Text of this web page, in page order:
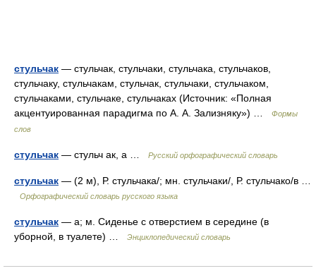
стульчак — стульчак, стульчаки, стульчака, стульчаков,
стульчаку, стульчакам, стульчак, стульчаки, стульчаком,
стульчаками, стульчаке, стульчаках (Источник: «Полная
акцентуированная парадигма по А. А. Зализняку») …
Формы
слов
стульчак — стульч ак, а … Русский орфографический словарь
стульчак — (2 м), Р. стульчака/; мн. стульчаки/, Р. стульчако/в …
Орфографический словарь русского языка
стульчак — а; м. Сиденье с отверстием в середине (в
уборной, в туалете) …
Энциклопедический словарь